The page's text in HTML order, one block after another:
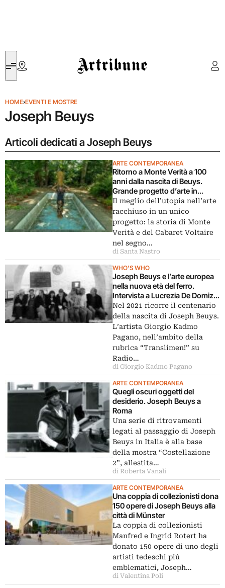
Artribune
HOME›EVENTI E MOSTRE
Joseph Beuys
Articoli dedicati a Joseph Beuys
ARTE CONTEMPORANEA
Ritorno a Monte Verità a 100
anni dalla nascita di Beuys.
Grande progetto d’arte in
Svizzera
Il meglio dell’utopia nell’arte
racchiuso in un unico
progetto: la storia di Monte
Verità e del Cabaret Voltaire
nel segno…
di Santa Nastro
WHO'S WHO
Joseph Beuys e l’arte europea
nella nuova età del ferro.
Intervista a Lucrezia De Domizio
Durini
Nel 2021 ricorre il centenario
della nascita di Joseph Beuys.
L’artista Giorgio Kadmo
Pagano, nell’ambito della
rubrica “Translimen!” su
Radio…
di Giorgio Kadmo Pagano
ARTE CONTEMPORANEA
Quegli oscuri oggetti del
desiderio. Joseph Beuys a
Roma
Una serie di ritrovamenti
legati al passaggio di Joseph
Beuys in Italia è alla base
della mostra “Costellazione
2”, allestita…
di Roberta Vanali
ARTE CONTEMPORANEA
Una coppia di collezionisti dona
150 opere di Joseph Beuys alla
città di Münster
La coppia di collezionisti
Manfred e Ingrid Rotert ha
donato 150 opere di uno degli
artisti tedeschi più
emblematici, Joseph…
di Valentina Poli